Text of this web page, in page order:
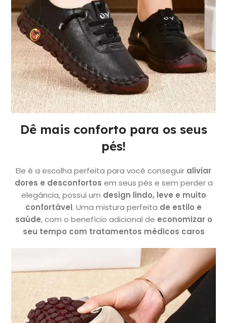
Dê mais conforto para os seus
pés!
Ele é a escolha perfeita para você conseguir aliviar
dores e desconfortos em seus pés e sem perder a
elegância, possui um design lindo, leve e muito
confortável. Uma mistura perfeita de estilo e
saúde, com o benefício adicional de economizar o
seu tempo com tratamentos médicos caros